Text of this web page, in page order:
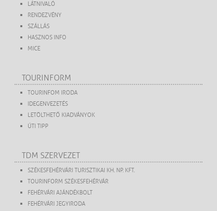
LÁTNIVALÓ
RENDEZVÉNY
SZÁLLÁS
HASZNOS INFO
MICE
TOURINFORM
TOURINFOM IRODA
IDEGENVEZETÉS
LETÖLTHETŐ KIADVÁNYOK
ÚTI TIPP
TDM SZERVEZET
SZÉKESFEHÉRVÁRI TURISZTIKAI KH. NP. KFT.
TOURINFORM SZÉKESFEHÉRVÁR
FEHÉRVÁRI AJÁNDÉKBOLT
FEHÉRVÁRI JEGYIRODA